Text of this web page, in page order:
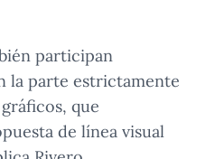
participan
la parte estrictamente
que
de línea visual